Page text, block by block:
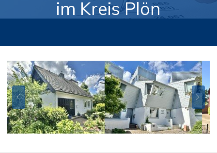
im Kreis Plön